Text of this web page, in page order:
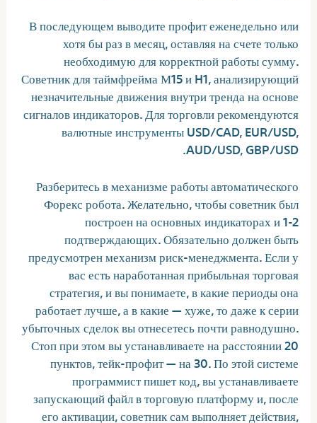
В последующем выводите профит еженедельно или
хотя бы раз в месяц, оставляя на счете только
необходимую для корректной работы сумму.
Советник для таймфрейма М15 и H1, анализирующий
незначительные движения внутри тренда на основе
сигналов индикаторов. Для торговли рекомендуются
валютные инструменты USD/CAD, EUR/USD,
AUD/USD, GBP/USD.
Разберитесь в механизме работы автоматического
Форекс робота. Желательно, чтобы советник был
построен на основных индикаторах и 1-2
подтверждающих. Обязательно должен быть
предусмотрен механизм риск-менеджмента. Если у
вас есть наработанная прибыльная торговая
стратегия, и вы понимаете, в какие периоды она
работает лучше, а в какие — хуже, то даже к серии
убыточных сделок вы отнесетесь почти равнодушно.
Стоп при этом вы устанавливаете на расстоянии 20
пунктов, тейк-профит — на 30. По этой системе
программист пишет код, вы устанавливаете
запускающий файл в торговую платформу и, после
его активации, советник сам выполняет действия,